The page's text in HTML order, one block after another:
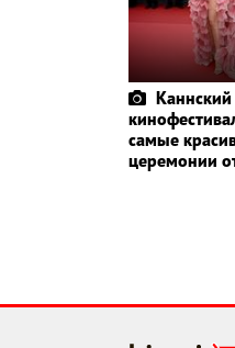
Каннский
самые
церемонии